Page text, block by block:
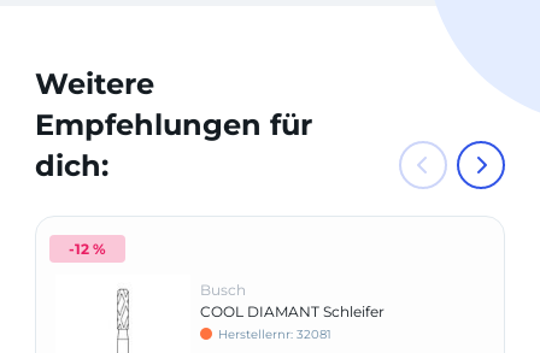
Weitere
Empfehlungen für
dich:
-12 %
Busch
COOL DIAMANT Schleifer
Herstellernr: 32081